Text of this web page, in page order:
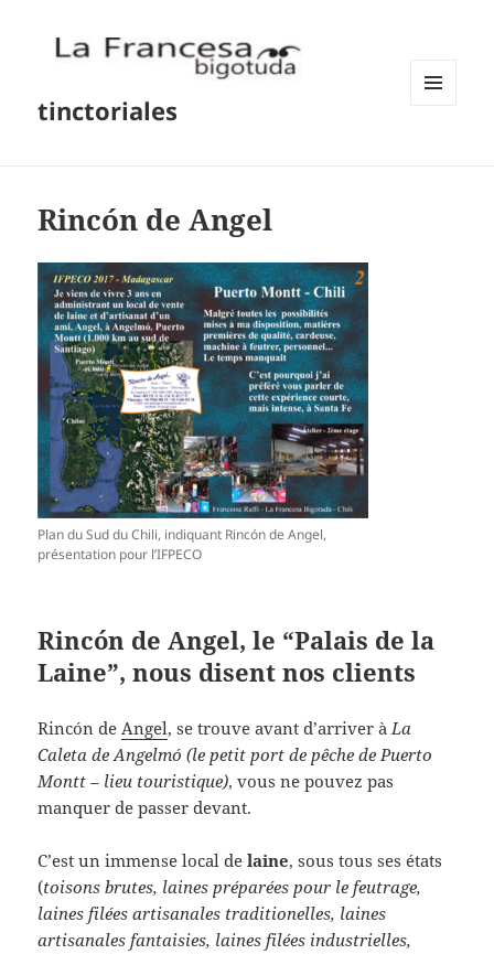
tinctoriales
Rincón de Angel
Plan du Sud du Chili, indiquant Rincón de Angel,
présentation pour l’IFPECO
Rincón de Angel, le “Palais de la
Laine”, nous disent nos clients
Rincón deAngel, se trouve avant d’arriver àLa
Caleta de Angelmó (le petit port de pêche de Puerto
Montt – lieu touristique), vous ne pouvez pas
manquer de passer devant.
C’est un immense local delaine, sous tous ses états
(toisons brutes, laines préparées pour le feutrage,
laines filées artisanales traditionelles, laines
artisanales fantaisies, laines filées industrielles,